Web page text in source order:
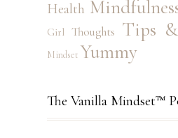
Health
Girl
Thoughts Tips
Mindset Yummy
The Vanilla Mindset™